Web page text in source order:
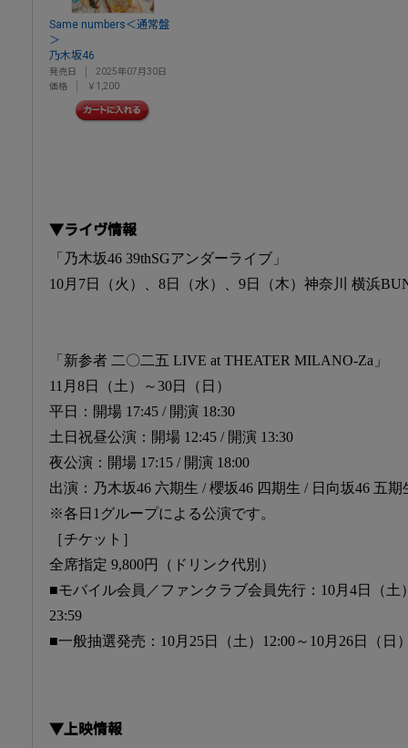
Same numbers＜通常盤
＞
乃木坂46
発売日
2025年07月30日
価格
￥1,200
▼ライヴ情報
「乃木坂46 39thSGアンダーライブ」
10月7日（火）、8日（水）、9日（木）神奈川 横浜
「新参者 二〇二五 LIVE at THEATER MILANO-Za」
11月8日（土）～30日（日）
平日：開場 17:45 / 開演 18:30
土日祝昼公演：開場 12:45 / 開演 13:30
夜公演：開場 17:15 / 開演 18:00
出演：乃木坂46 六期生 / 櫻坂46 四期生 / 日向坂46 五期
※各日1グループによる公演です。
［チケット］
全席指定 9,800円（ドリンク代別）
■モバイル会員／ファンクラブ会員先行：10月4日（土
23:59
■一般抽選発売：10月25日（土）12:00～10月26日（日
▼上映情報